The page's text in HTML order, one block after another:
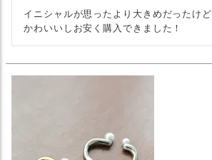
イニシャルが思ったより大きめだったけど
かわいいしお安く購入できました！